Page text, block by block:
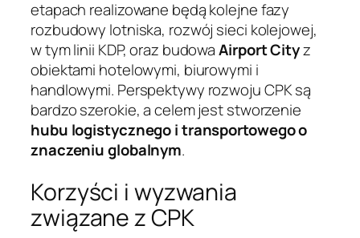
etapach realizowane będą kolejne fazy
rozbudowy lotniska, rozwój sieci kolejowej,
w tym linii KDP, oraz budowaAirport Cityz
obiektami hotelowymi, biurowymi i
handlowymi. Perspektywy rozwoju CPK są
bardzo szerokie, a celem jest stworzenie
hubu logistycznego i transportowego o
znaczeniu globalnym.
Korzyści i wyzwania
związane z CPK